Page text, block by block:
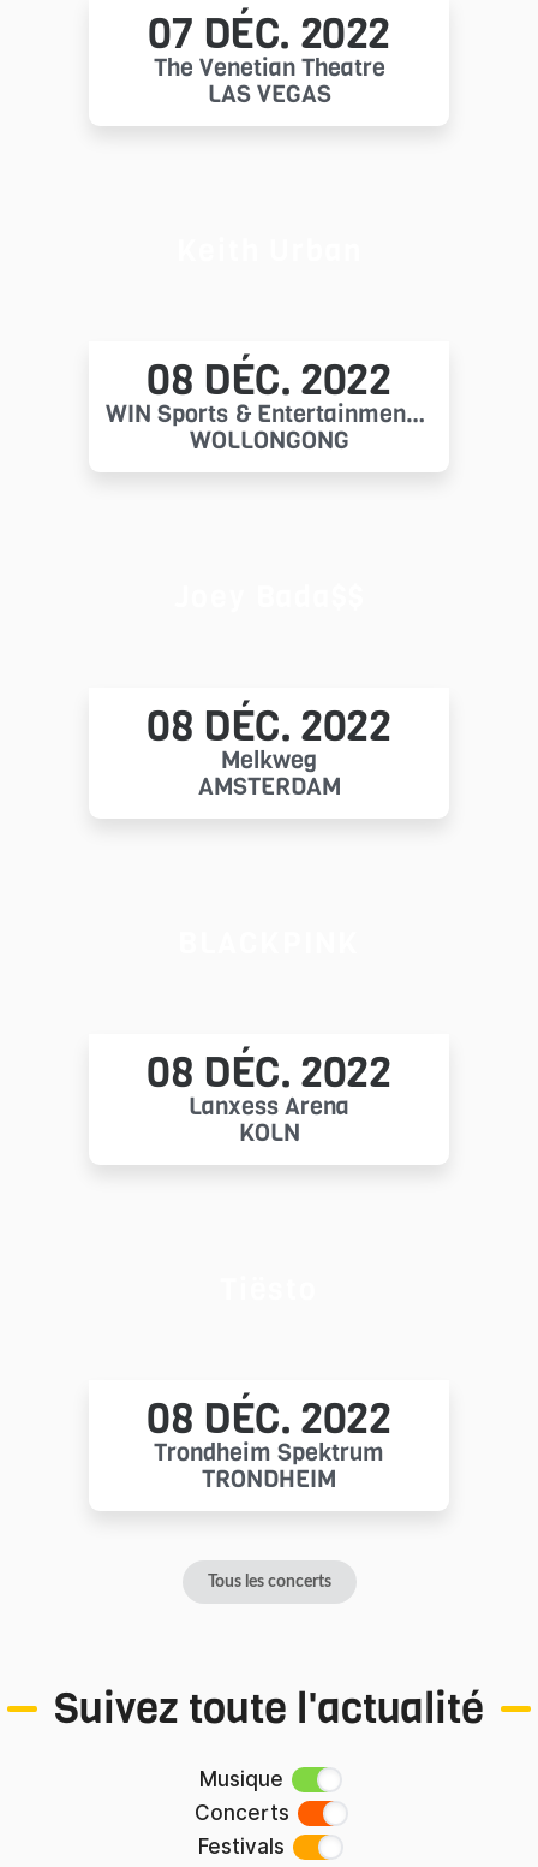
07 DÉC. 2022
The Venetian Theatre
LAS VEGAS
08 DÉC. 2022
WIN Sports & Entertainment Centres
WOLLONGONG
08 DÉC. 2022
Melkweg
AMSTERDAM
08 DÉC. 2022
Lanxess Arena
KÖLN
08 DÉC. 2022
Trondheim Spektrum
TRONDHEIM
Tous les concerts
Suivez toute l'actualité
Musique
Concerts
Festivals